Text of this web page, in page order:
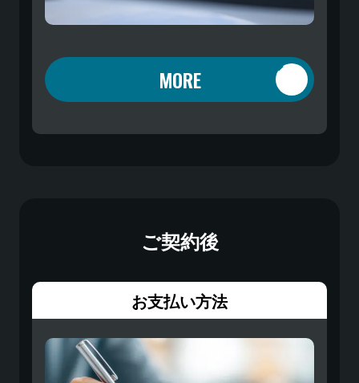
MORE
ご契約後
お支払い方法